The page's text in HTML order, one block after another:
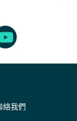
絡我們